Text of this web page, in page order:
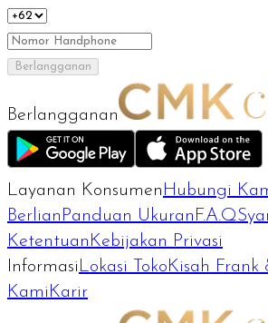
Berlangganan
Berlangganan
Layanan Konsumen Hubungi
Berlian Panduan Ukuran F.A.Q
Ketentuan Kebijakan Privasi
Informasi Lokasi TokoKisah Frank
Kami Karir